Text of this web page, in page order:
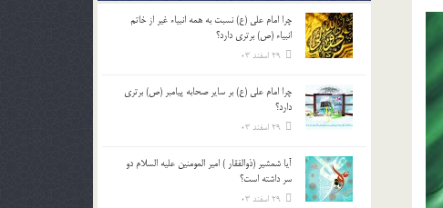
کلیدهای
چرا امام علی (ع) نسبت به همه انبیاء غیر از خاتم
انبیاء (ص) برتری دارد؟
29 اسفند 03
چرا امام علی (ع) بر سایر صحابه پیامبر (ص) برتری
دارد؟
29 اسفند 03
آیا شمشیر (ذوالفقار ) امیر المومنین علیه السلام دو
سر داشته است؟
29 اسفند 03